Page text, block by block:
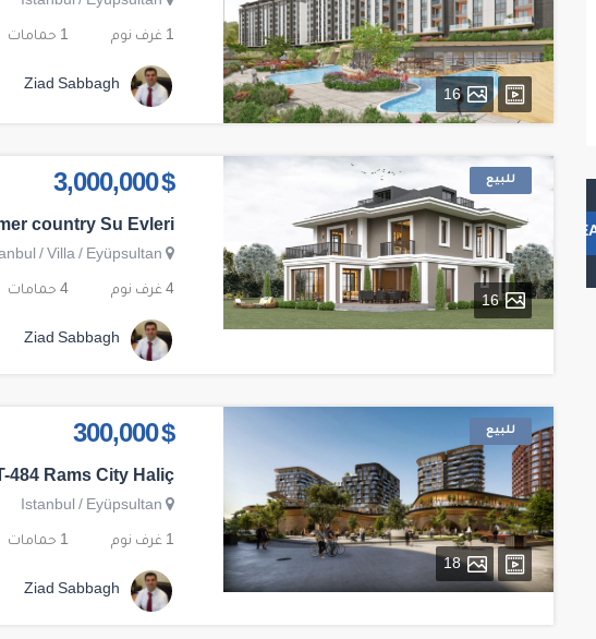
16
1 غرف نوم 1 حمامات
Ziad Sabbagh
للبيع
16
$ 3,000,000
country Su Evleri
/ Villa / Eyüpsultan
4 غرف نوم 4 حمامات
Ziad Sabbagh
للبيع
18
$ 300,000
484 Rams City Haliç
Istanbul / Eyüpsultan
1 غرف نوم 1 حمامات
Ziad Sabbagh